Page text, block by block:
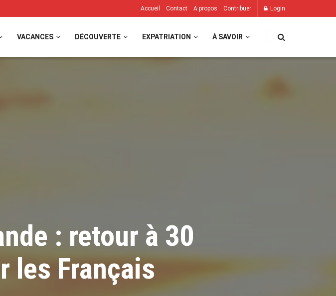
Accueil Contact A propos Contribuer Login
VACANCES DÉCOUVERTE EXPATRIATION À SAVOIR
: retour à 30
les Français